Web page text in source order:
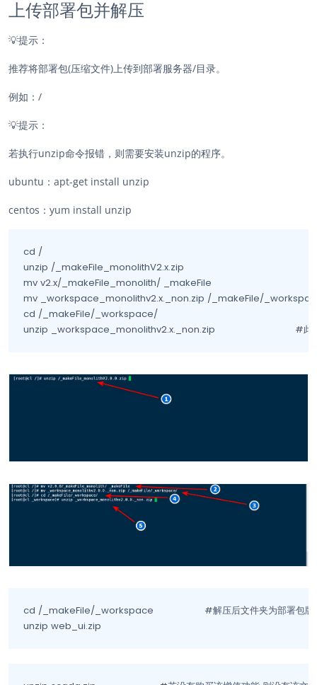
上传部署包并解压
💡提示：
推荐将部署包(压缩文件)上传到部署服务器/目录。
例如：/
💡提示：
若执行unzip命令报错，则需要安装unzip的程序。
ubuntu： apt-get install unzip
centos： yum install unzip
cd /																						#将部署文件放到根目录
unzip /_makeFile_monolithV2.x.zip
mv v2.x/_makeFile_monolith/ _makeFile					#更改目录到默认目录
mv _workspace_monolithv2.x._non.zip /_makeFile/_workspace/		#版本号按照部署包
cd /_makeFile/_workspace/
unzip
cd /_makeFile/_workspace			#解压后文件夹为部署包版本
unzip web_ui.zip